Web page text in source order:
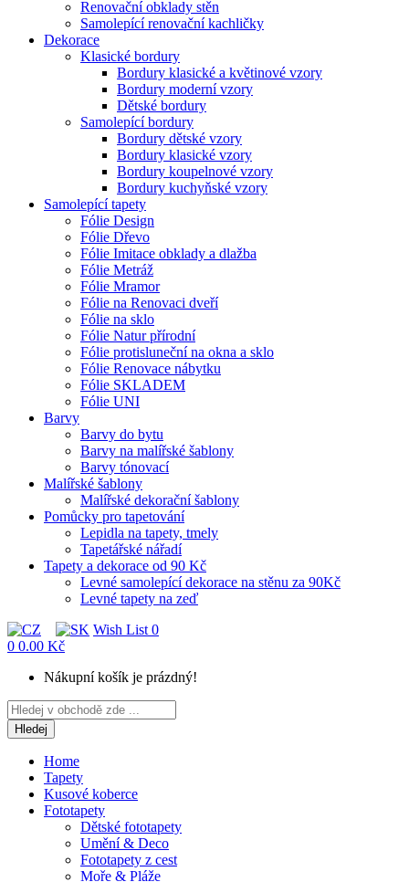
Renovační obklady stěn
Samolepící renovační kachličky
Dekorace
Klasické bordury
Bordury klasické a květinové vzory
Bordury moderní vzory
Dětské bordury
Samolepící bordury
Bordury dětské vzory
Bordury klasické vzory
Bordury koupelnové vzory
Bordury kuchyňské vzory
Samolepící tapety
Fólie Design
Fólie Dřevo
Fólie Imitace obklady a dlažba
Fólie Metráž
Fólie Mramor
Fólie na Renovaci dveří
Fólie na sklo
Fólie Natur přírodní
Fólie protisluneční na okna a sklo
Fólie Renovace nábytku
Fólie SKLADEM
Fólie UNI
Barvy
Barvy do bytu
Barvy na malířské šablony
Barvy tónovací
Malířské šablony
Malířské dekorační šablony
Pomůcky pro tapetování
Lepidla na tapety, tmely
Tapetářské nářadí
Tapety a dekorace od 90 Kč
Levné samolepící dekorace na stěnu za 90Kč
Levné tapety na zeď
Wish List 0
0 0.00 Kč
Nákupní košík je prázdný!
Hledej
Home
Tapety
Kusové koberce
Fototapety
Dětské fototapety
Umění & Deco
Fototapety z cest
Moře & Pláže